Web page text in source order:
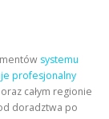
systemu
profesjonalny
całym regionie
doradztwa po